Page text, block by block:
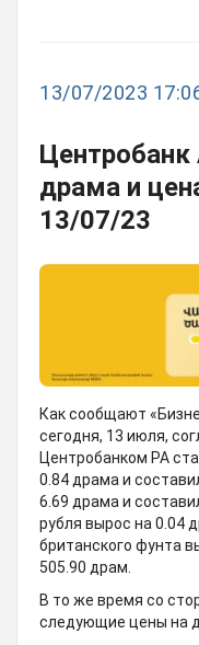
13/07/2023
Центробанк
драма и
13/07/23
Как сообщают
сегодня, 13 июля,
Центробанком РА
0.84 драмa и
6.69 драмa и
рубля вырос на 0.04
британского фунта
505.90 драм.
В то же время со
следующие цены на